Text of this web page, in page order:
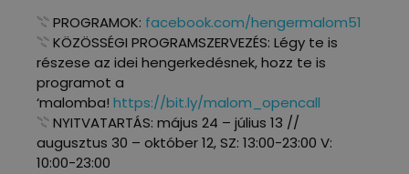
𓇢 PROGRAMOK: facebook.com/hengermalom51
𓇢 KÖZÖSSÉGI PROGRAMSZERVEZÉS: Légy te is
részese az idei hengerkedésnek, hozz te is
programot a
‘malomba! https://bit.ly/malom_opencall
𓇢 NYITVATARTÁS: május 24 – július 13 //
augusztus 30 – október 12, SZ: 13:00-23:00 V:
10:00-23:00